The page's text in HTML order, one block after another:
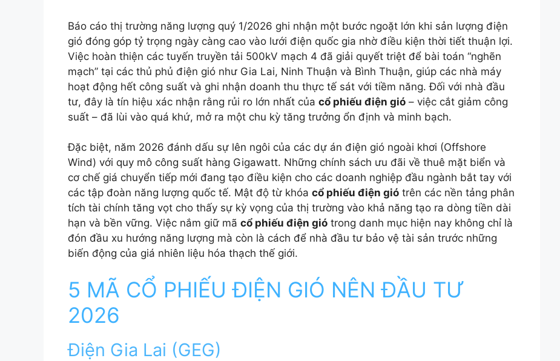
Báo cáo thị trường năng lượng quý 1/2026 ghi nhận một bước ngoặt lớn khi sản lượng điện
gió đóng góp tỷ trọng ngày càng cao vào lưới điện quốc gia nhờ điều kiện thời tiết thuận lợi.
Việc hoàn thiện các tuyến truyền tải 500kV mạch 4 đã giải quyết triệt để bài toán “nghẽn
mạch” tại các thủ phủ điện gió như Gia Lai, Ninh Thuận và Bình Thuận, giúp các nhà máy
hoạt động hết công suất và ghi nhận doanh thu thực tế sát với tiềm năng. Đối với nhà đầu
tư, đây là tín hiệu xác nhận rằng rủi ro lớn nhất của cổ phiếu điện gió – việc cắt giảm công
suất – đã lùi vào quá khứ, mở ra một chu kỳ tăng trưởng ổn định và minh bạch.
Đặc biệt, năm 2026 đánh dấu sự lên ngôi của các dự án điện gió ngoài khơi (Offshore
Wind) với quy mô công suất hàng Gigawatt. Những chính sách ưu đãi về thuê mặt biển và
cơ chế giá chuyển tiếp mới đang tạo điều kiện cho các doanh nghiệp đầu ngành bắt tay với
các tập đoàn năng lượng quốc tế. Mật độ từ khóa cổ phiếu điện gió trên các nền tảng phân
tích tài chính tăng vọt cho thấy sự kỳ vọng của thị trường vào khả năng tạo ra dòng tiền dài
hạn và bền vững. Việc nắm giữ mã cổ phiếu điện gió trong danh mục hiện nay không chỉ là
đón đầu xu hướng năng lượng mà còn là cách để nhà đầu tư bảo vệ tài sản trước những
biến động của giá nhiên liệu hóa thạch thế giới.
5 MÃ CỔ PHIẾU ĐIỆN GIÓ NÊN ĐẦU TƯ
2026
Điện Gia Lai (GEG)